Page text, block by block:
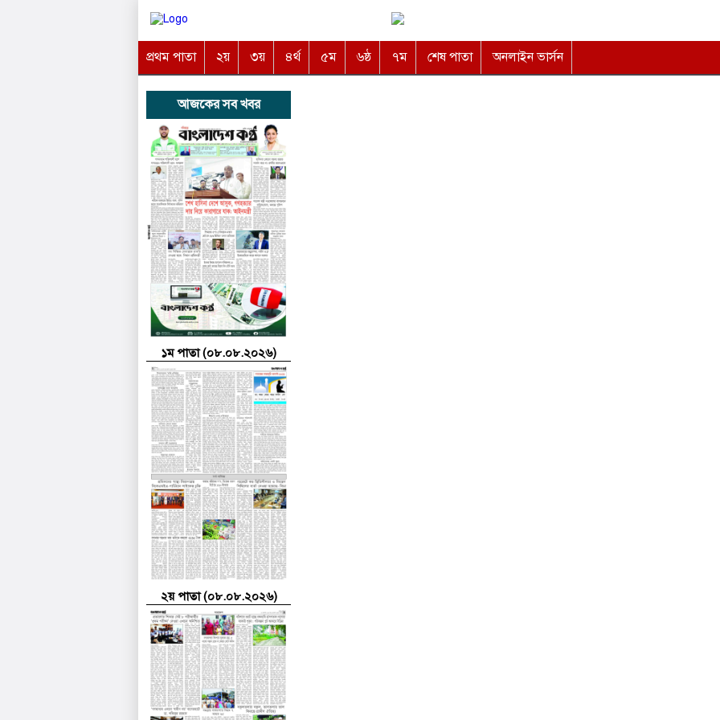
প্রথম পাতা ২য় ৩য় ৪র্থ ৫ম ৬ষ্ঠ ৭ম শেষ পাতা অনলাইন ভার্সন
আজকের সব খবর
১ম পাতা (০৮.০৮.২০২৬)
২য় পাতা (০৮.০৮.২০২৬)